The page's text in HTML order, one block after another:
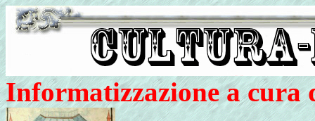
Informatizzazione a cura